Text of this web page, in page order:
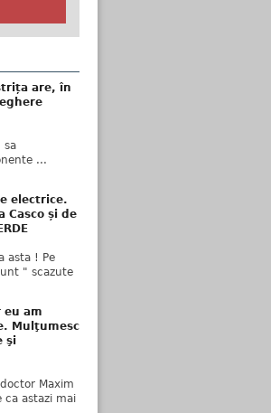
are, în
sa
...
electrice.
Casco și de
asta ! Pe
" scazute
eu am
Mulţumesc
şi
Maxim
astazi mai